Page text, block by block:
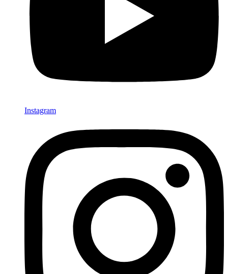
Instagram